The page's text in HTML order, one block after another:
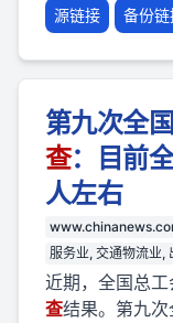
源链接 备份链
第九次全
查：目前
人左右
服务业, 交通物流业,
近期，全国总
查结果。第九